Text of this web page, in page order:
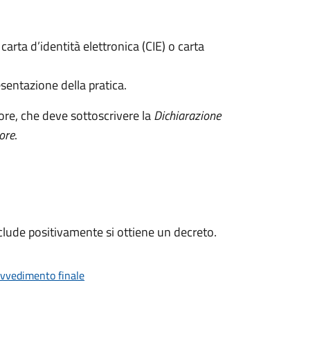
d’identità elettronica (CIE) o carta
della pratica.
che deve sottoscrivere laDichiarazione
.
positivamente si ottiene un decreto.
finale